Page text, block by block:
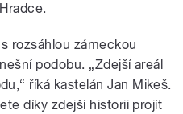
rozsáhlou zámeckou
podobu. „Zdejší areál
říká kastelán Jan Mikeš.
díky zdejší historii projít